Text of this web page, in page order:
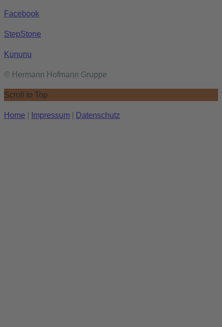
Facebook
StepStone
Kununu
© Hermann Hofmann Gruppe
Scroll to Top
Home Impressum Datenschutz